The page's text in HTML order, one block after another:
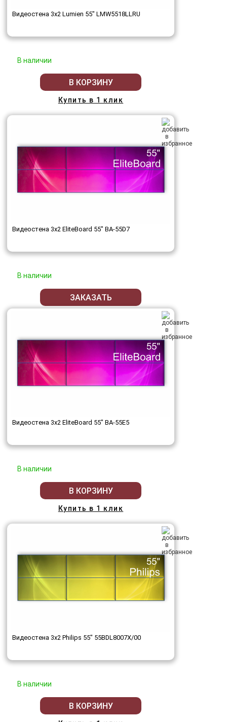
Видеостена 3x2 Lumien 55" LMW5518LLRU
В наличии
В КОРЗИНУ
Купить в 1 клик
Видеостена 3x2 EliteBoard 55" BA-55D7
В наличии
ЗАКАЗАТЬ
Видеостена 3x2 EliteBoard 55" BA-55E5
В наличии
В КОРЗИНУ
Купить в 1 клик
Видеостена 3x2 Philips 55" 55BDL8007X/00
В наличии
В КОРЗИНУ